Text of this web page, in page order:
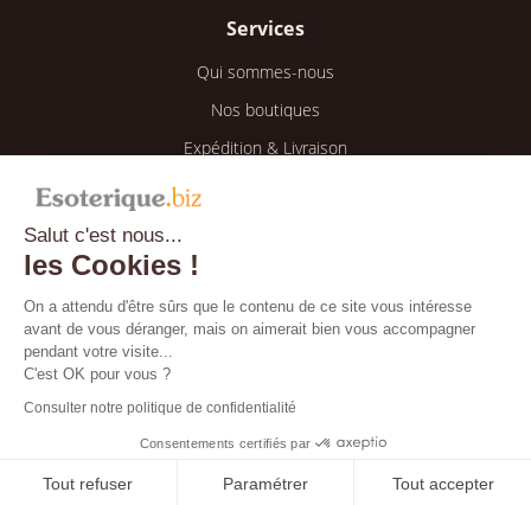
Salut c'est nous...
les Cookies !
On a attendu d'être sûrs que le contenu de ce site vous intéresse
avant de vous déranger, mais on aimerait bien vous accompagner
pendant votre visite...
C'est OK pour vous ?
Consulter notre politique de confidentialité
Consentements certifiés par
Tout refuser Paramétrer Tout accepter
Services
Qui sommes-nous
Nos boutiques
Expédition & Livraison
Retour & Remboursement
Mon compte
Mes informations
Blog
Bientôt disponible !